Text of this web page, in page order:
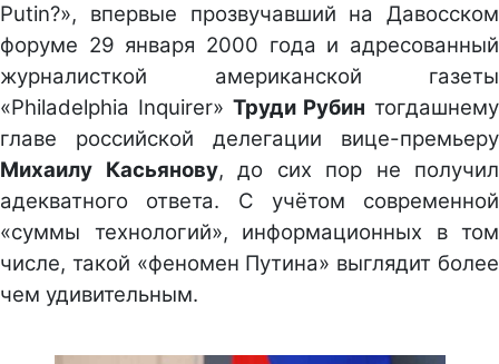
Putin?», впервые прозвучавший на Давосском
форуме 29 января 2000 года и адресованный
журналисткой американской газеты
«Philadelphia Inquirer» Труди Рубин тогдашнему
главе российской делегации вице-премьеру
Михаилу Касьянову, до сих пор не получил
адекватного ответа. С учётом современной
«суммы технологий», информационных в том
числе, такой «феномен Путина» выглядит более
чем удивительным.